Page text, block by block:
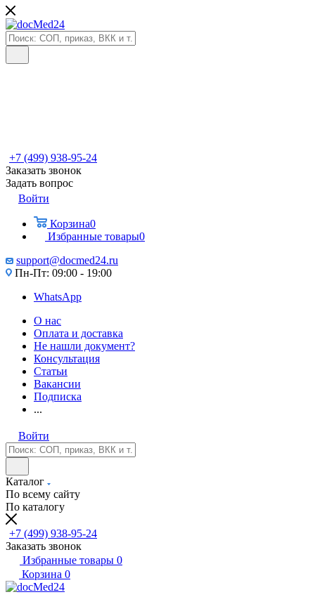
+7 (499) 938-95-24
Заказать звонок
Задать вопрос
Войти
Корзина0
Избранные товары0
support@docmed24.ru
Пн-Пт: 09:00 - 19:00
WhatsApp
О нас
Оплата и доставка
Не нашли документ?
Консультация
Статьи
Вакансии
Подписка
...
Войти
Каталог
По всему сайту
По каталогу
+7 (499) 938-95-24
Заказать звонок
Избранные товары 0
Корзина 0